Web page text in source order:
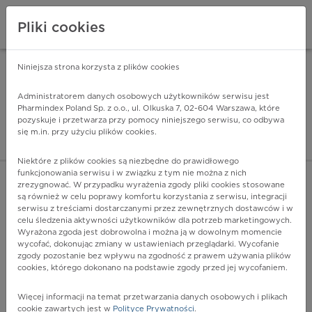
Pharmindex - lider
ZALOGUJ SIĘ
P01 - Stan płodu i noworodka spowodowany przez
powikłania ciąży u matki
Więcej na lekiicd10.pl
Pliki cookies
Niniejsza strona korzysta z plików cookies
Administratorem danych osobowych użytkowników serwisu jest
Pharmindex Poland Sp. z o.o., ul. Olkuska 7, 02-604 Warszawa, które
pozyskuje i przetwarza przy pomocy niniejszego serwisu, co odbywa
się m.in. przy użyciu plików cookies.
Niektóre z plików cookies są niezbędne do prawidłowego
funkcjonowania serwisu i w związku z tym nie można z nich
zrezygnować. W przypadku wyrażenia zgody pliki cookies stosowane
są również w celu poprawy komfortu korzystania z serwisu, integracji
serwisu z treściami dostarczanymi przez zewnętrznych dostawców i w
celu śledzenia aktywności użytkowników dla potrzeb marketingowych.
Wyrażona zgoda jest dobrowolna i można ją w dowolnym momencie
wycofać, dokonując zmiany w ustawieniach przeglądarki. Wycofanie
zgody pozostanie bez wpływu na zgodność z prawem używania plików
cookies, którego dokonano na podstawie zgody przed jej wycofaniem.
Więcej informacji na temat przetwarzania danych osobowych i plikach
cookie zawartych jest w Polityce Prywatności.
ZA DARMO - w Google Play INSTALUJ